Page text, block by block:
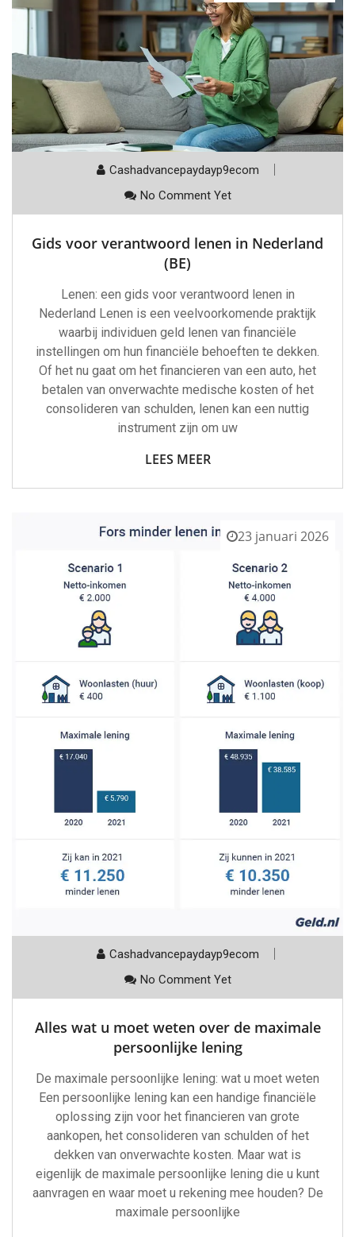
Cashadvancepaydayp9ecom
No Comment Yet
Gids voor verantwoord lenen in Nederland
(BE)
Lenen: een gids voor verantwoord lenen in
Nederland Lenen is een veelvoorkomende praktijk
waarbij individuen geld lenen van financiële
instellingen om hun financiële behoeften te dekken.
Of het nu gaat om het financieren van een auto, het
betalen van onverwachte medische kosten of het
consolideren van schulden, lenen kan een nuttig
instrument zijn om uw
LEES MEER
23 januari 2026
Cashadvancepaydayp9ecom
No Comment Yet
Alles wat u moet weten over de maximale
persoonlijke lening
De maximale persoonlijke lening: wat u moet weten
Een persoonlijke lening kan een handige financiële
oplossing zijn voor het financieren van grote
aankopen, het consolideren van schulden of het
dekken van onverwachte kosten. Maar wat is
eigenlijk de maximale persoonlijke lening die u kunt
aanvragen en waar moet u rekening mee houden? De
maximale persoonlijke